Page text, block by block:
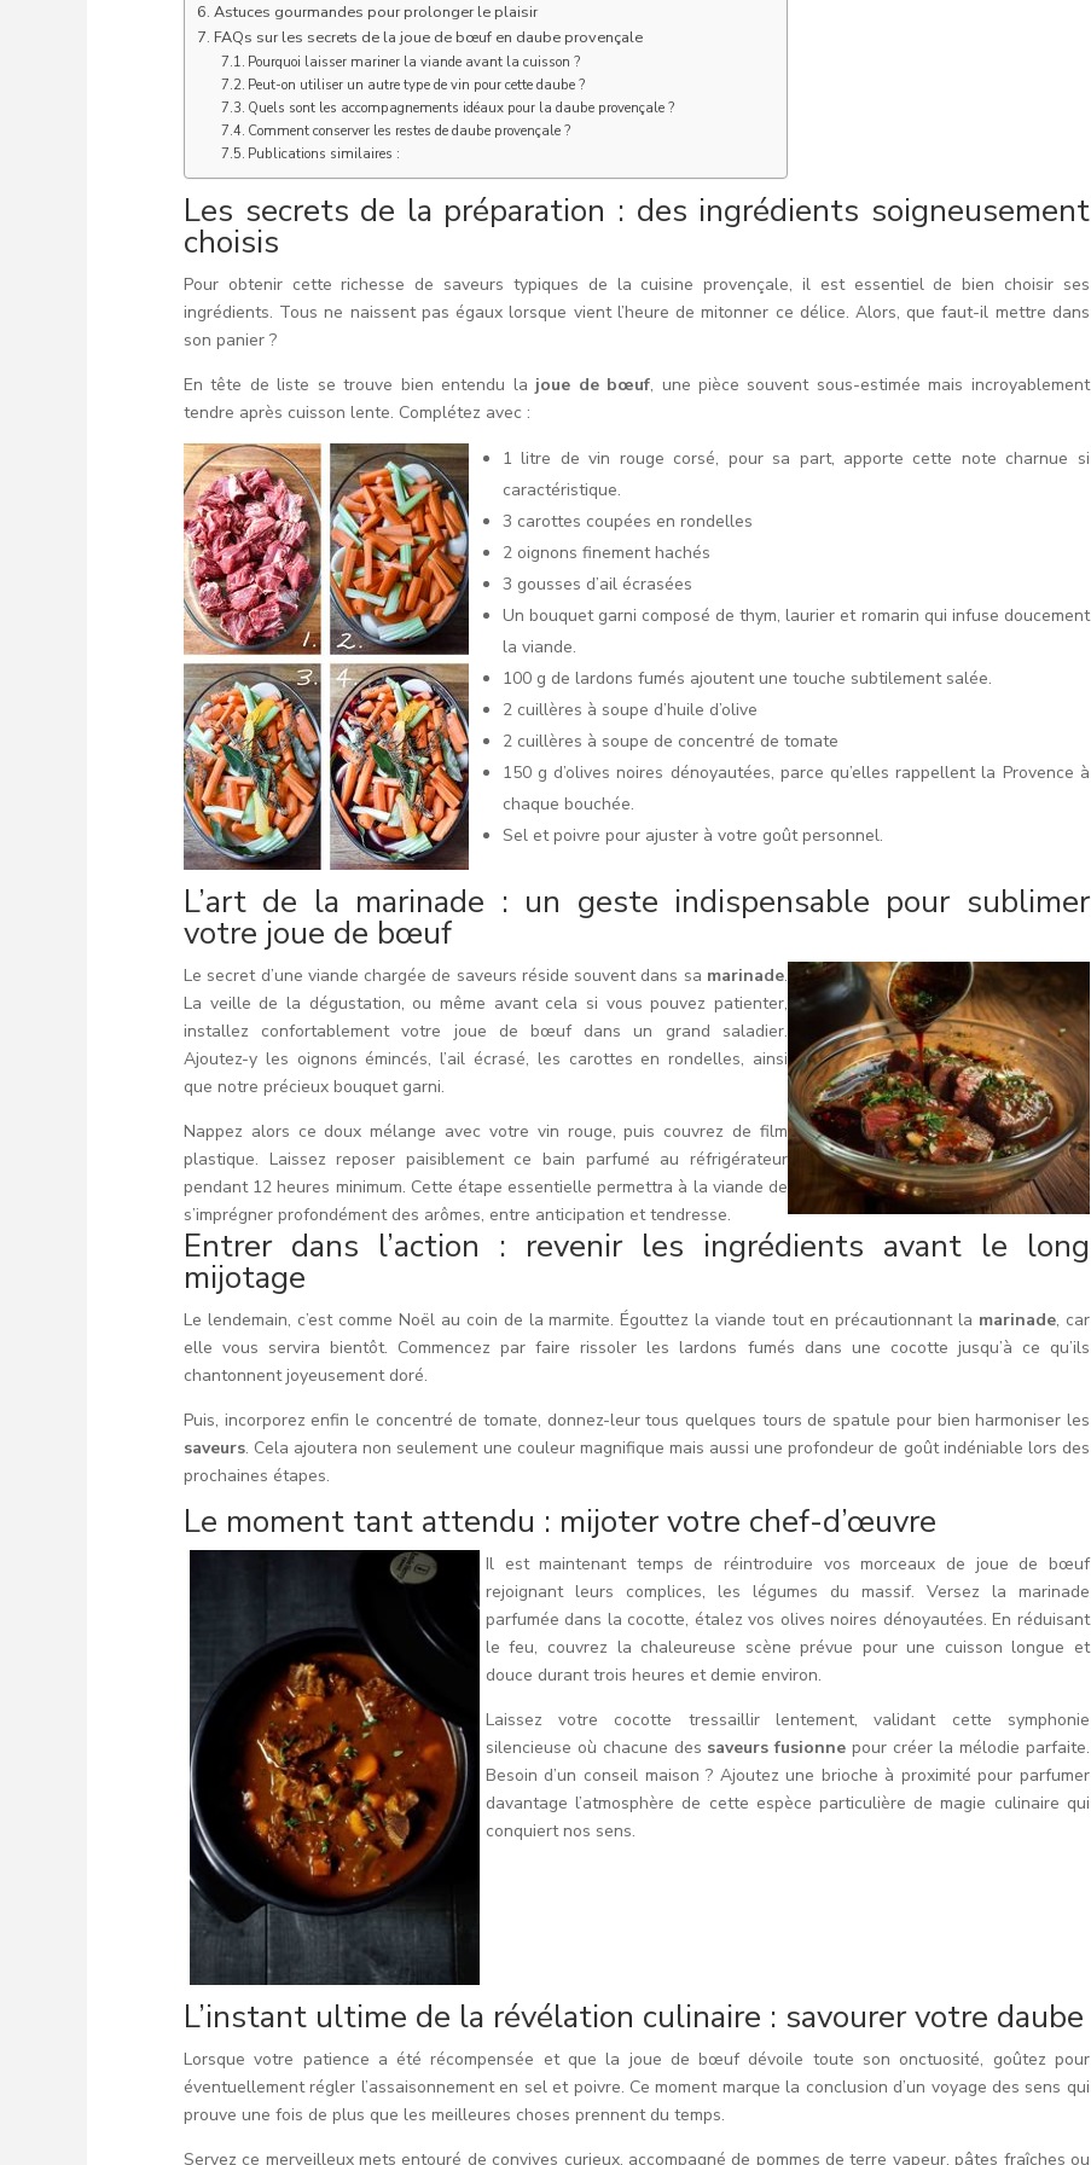
Astuces gourmandes pour prolonger le plaisir
FAQs sur les secrets de la joue de bœuf en daube provençale
Pourquoi laisser mariner la viande avant la cuisson ?
Peut-on utiliser un autre type de vin pour cette daube ?
Quels sont les accompagnements idéaux pour la daube provençale ?
Comment conserver les restes de daube provençale ?
Publications similaires :
Les secrets de la préparation : des ingrédients soigneusement
choisis
Pour obtenir cette richesse de saveurs typiques de la cuisine provençale, il est essentiel de bien choisir ses
ingrédients. Tous ne naissent pas égaux lorsque vient l’heure de mitonner ce délice. Alors, que faut-il mettre dans
son panier ?
En tête de liste se trouve bien entendu la joue de bœuf, une pièce souvent sous-estimée mais incroyablement
tendre après cuisson lente. Complétez avec :
1 litre de vin rouge corsé, pour sa part, apporte cette note charnue si
caractéristique.
3 carottes coupées en rondelles
2 oignons finement hachés
3 gousses d’ail écrasées
Un bouquet garni composé de thym, laurier et romarin qui infuse doucement
la viande.
100 g de lardons fumés ajoutent une touche subtilement salée.
2 cuillères à soupe d’huile d’olive
2 cuillères à soupe de concentré de tomate
150 g d’olives noires dénoyautées, parce qu’elles rappellent la Provence à
chaque bouchée.
Sel et poivre pour ajuster à votre goût personnel.
L’art de la marinade : un geste indispensable pour sublimer
votre joue de bœuf
Le secret d’une viande chargée de saveurs réside souvent dans sa marinade.
La veille de la dégustation, ou même avant cela si vous pouvez patienter,
installez confortablement votre joue de bœuf dans un grand saladier.
Ajoutez-y les oignons émincés, l’ail écrasé, les carottes en rondelles, ainsi
que notre précieux bouquet garni.
Nappez alors ce doux mélange avec votre vin rouge, puis couvrez de film
plastique. Laissez reposer paisiblement ce bain parfumé au réfrigérateur
pendant 12 heures minimum. Cette étape essentielle permettra à la viande de
s’imprégner profondément des arômes, entre anticipation et tendresse.
Entrer dans l’action : revenir les ingrédients avant le long
mijotage
Le lendemain, c’est comme Noël au coin de la marmite. Égouttez la viande tout en précautionnant la marinade, car
elle vous servira bientôt. Commencez par faire rissoler les lardons fumés dans une cocotte jusqu’à ce qu’ils
chantonnent joyeusement doré.
Puis, incorporez enfin le concentré de tomate, donnez-leur tous quelques tours de spatule pour bien harmoniser les
saveurs. Cela ajoutera non seulement une couleur magnifique mais aussi une profondeur de goût indéniable lors des
prochaines étapes.
Le moment tant attendu : mijoter votre chef-d’œuvre
Il est maintenant temps de réintroduire vos morceaux de joue de bœuf
rejoignant leurs complices, les légumes du massif. Versez la marinade
parfumée dans la cocotte, étalez vos olives noires dénoyautées. En réduisant
le feu, couvrez la chaleureuse scène prévue pour une cuisson longue et
douce durant trois heures et demie environ.
Laissez votre cocotte tressaillir lentement, validant cette symphonie
silencieuse où chacune des saveurs fusionne pour créer la mélodie parfaite.
Besoin d’un conseil maison ? Ajoutez une brioche à proximité pour parfumer
davantage l’atmosphère de cette espèce particulière de magie culinaire qui
conquiert nos sens.
L’instant ultime de la révélation culinaire : savourer votre daube
Lorsque votre patience a été récompensée et que la joue de bœuf dévoile toute son onctuosité, goûtez pour
éventuellement régler l’assaisonnement en sel et poivre. Ce moment marque la conclusion d’un voyage des sens qui
prouve une fois de plus que les meilleures choses prennent du temps.
Servez ce merveilleux mets entouré de convives curieux, accompagné de pommes de terre vapeur, pâtes fraîches ou